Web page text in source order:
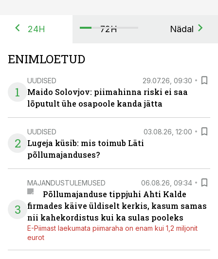
24H 72H Nädal
ENIMLOETUD
1
UUDISED 29.07.26, 09:30
Maido Solovjov: piimahinna riski ei saa
lõputult ühe osapoole kanda jätta
2
UUDISED 03.08.26, 12:00
Lugeja küsib: mis toimub Läti
põllumajanduses?
3
MAJANDUSTULEMUSED 06.08.26, 09:34
Põllumajanduse tippjuhi Ahti Kalde
firmades käive üldiselt kerkis, kasum samas
nii kahekordistus kui ka sulas pooleks
E-Piimast laekumata piimaraha on enam kui 1,2 miljonit
eurot